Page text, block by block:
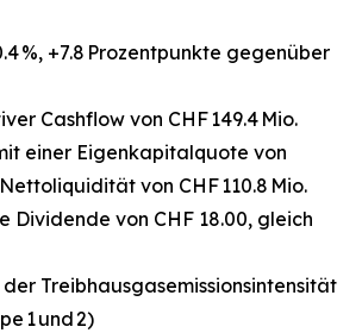
%, +7.8 Prozentpunkte gegenüber
Cashflow von CHF 149.4 Mio.
einer Eigenkapitalquote von
von CHF 110.8 Mio.
Dividende von CHF 18.00, gleich
der Treibhausgasemissionsintensität
1 und 2)